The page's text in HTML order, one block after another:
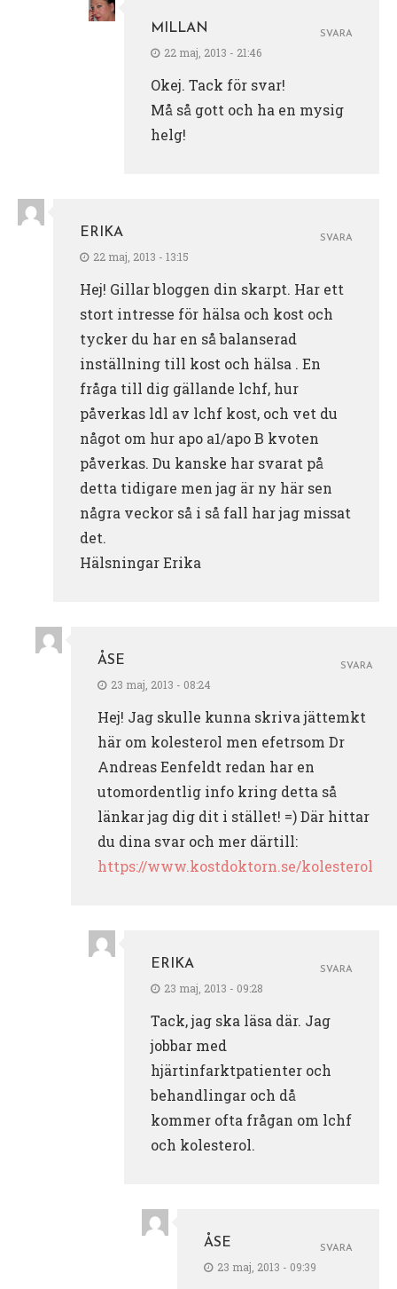
MILLAN
22 maj, 2013 - 21:46
Okej. Tack för svar!
Må så gott och ha en mysig
helg!
SVARA
ERIKA
22 maj, 2013 - 13:15
Hej! Gillar bloggen din skarpt. Har ett
stort intresse för hälsa och kost och
tycker du har en så balanserad
inställning till kost och hälsa . En
fråga till dig gällande lchf, hur
påverkas ldl av lchf kost, och vet du
något om hur apo a1/apo B kvoten
påverkas. Du kanske har svarat på
detta tidigare men jag är ny här sen
några veckor så i så fall har jag missat
det.
Hälsningar Erika
SVARA
ÅSE
23 maj, 2013 - 08:24
Hej! Jag skulle kunna skriva jättemkt
här om kolesterol men efetrsom Dr
Andreas Eenfeldt redan har en
utomordentlig info kring detta så
länkar jag dig dit i stället! =) Där hittar
du dina svar och mer därtill:
https://www.kostdoktorn.se/kolesterol
SVARA
ERIKA
23 maj, 2013 - 09:28
Tack, jag ska läsa där. Jag
jobbar med
hjärtinfarktpatienter och
behandlingar och då
kommer ofta frågan om lchf
och kolesterol.
SVARA
ÅSE
23 maj, 2013 - 09:39
SVARA